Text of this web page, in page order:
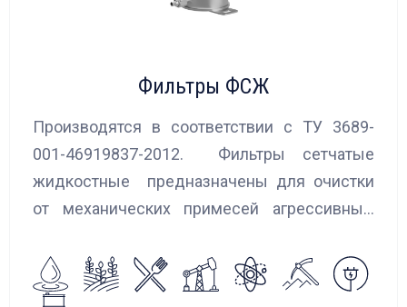
Фильтры ФСЖ
Производятся в соответствии с ТУ 3689-
001-46919837-2012. Фильтры сетчатые
жидкостные предназначены для очистки
от механических примесей агрессивных,
и суспензий. Фильтры устанавливаются
на всасывающих линиях дозировочных